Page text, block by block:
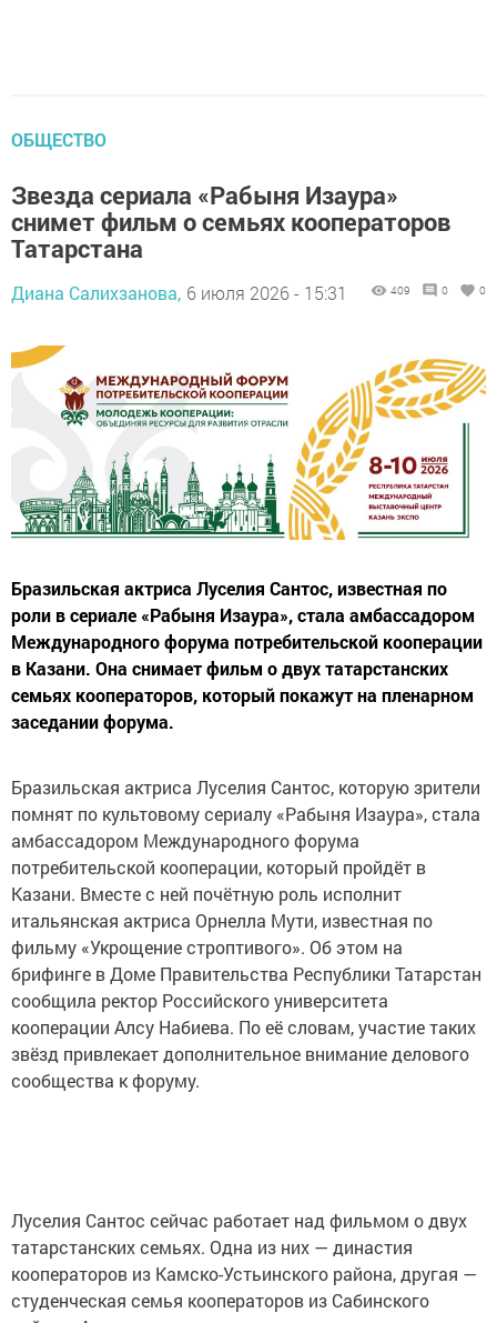
ОБЩЕСТВО
Звезда сериала «Рабыня Изаура»
снимет фильм о семьях кооператоров
Татарстана
Диана Салихзанова, 6 июля 2026 - 15:31 409 0 0
Бразильская актриса Луселия Сантос, известная по
роли в сериале «Рабыня Изаура», стала амбассадором
Международного форума потребительской кооперации
в Казани. Она снимает фильм о двух татарстанских
семьях кооператоров, который покажут на пленарном
заседании форума.
Бразильская актриса Луселия Сантос, которую зрители
помнят по культовому сериалу «Рабыня Изаура», стала
амбассадором Международного форума
потребительской кооперации, который пройдёт в
Казани. Вместе с ней почётную роль исполнит
итальянская актриса Орнелла Мути, известная по
фильму «Укрощение строптивого». Об этом на
брифинге в Доме Правительства Республики Татарстан
сообщила ректор Российского университета
кооперации Алсу Набиева. По её словам, участие таких
звёзд привлекает дополнительное внимание делового
сообщества к форуму.
Луселия Сантос сейчас работает над фильмом о двух
татарстанских семьях. Одна из них — династия
кооператоров из Камско-Устьинского района, другая —
студенческая семья кооператоров из Сабинского